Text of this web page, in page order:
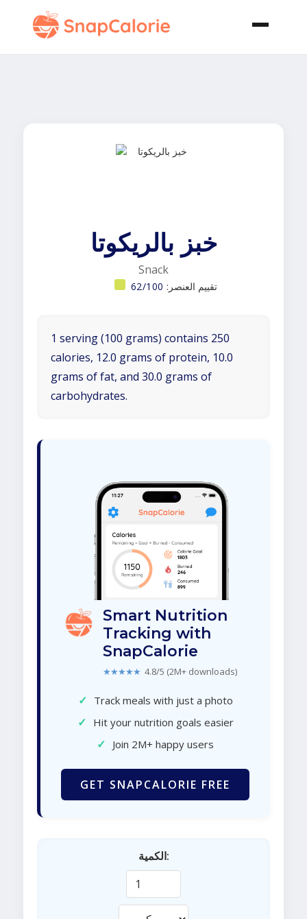
خبز بالريكوتا
Snack
تقييم العنصر: 62/100
1 serving (100 grams) contains 250
calories, 12.0 grams of protein, 10.0
grams of fat, and 30.0 grams of
carbohydrates.
Smart Nutrition
Tracking with
SnapCalorie
★★★★★ 4.8/5 (2M+ downloads)
✓ Track meals with just a photo
✓ Hit your nutrition goals easier
✓ Join 2M+ happy users
GET SNAPCALORIE FREE
الكمية: